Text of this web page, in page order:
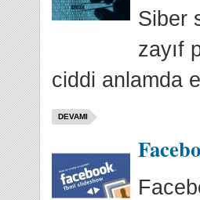
Siber
zayıf
ciddi anlamda
DEVAMI